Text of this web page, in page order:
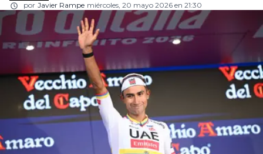
por Javier Rampe miércoles, 20 mayo 2026 en 21:30